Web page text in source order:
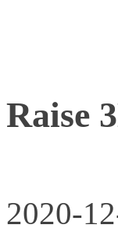
Raise
2020-